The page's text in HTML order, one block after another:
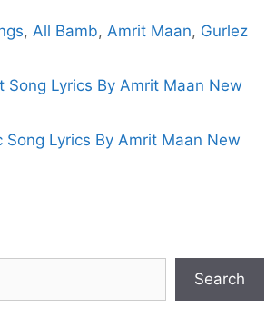
, All Bamb, Amrit Maan, Gurlez
Song Lyrics By Amrit Maan New
Song Lyrics By Amrit Maan New
Search